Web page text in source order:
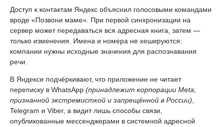
Доступ к контактам Яндекс объяснил голосовыми командами
вроде «Позвони маме». При первой синхронизации на
сервер может передаваться вся адресная книга, затем —
только изменения. Имена и номера не хешируются:
компании нужны исходные значения для распознавания
речи.
В Яндексе подчёркивают, что приложение не читает
переписку в WhatsApp (принадлежит корпорации Meta,
признанной экстремисткой и запрещённой в России),
Telegram и Viber, а видит лишь способы связи,
опубликованные мессенджерами в системной адресной